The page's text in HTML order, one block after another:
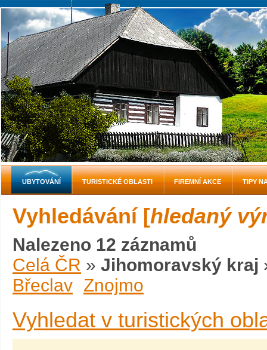
Vyhledávání [hledaný
Nalezeno 12 záznamů
Celá ČR » Jihomoravský kraj
Břeclav Znojmo
Vyhledat v turistických
UBYTOVÁNÍ TURISTICKÉ OBLASTI FIREMNÍ AKCE TIPY